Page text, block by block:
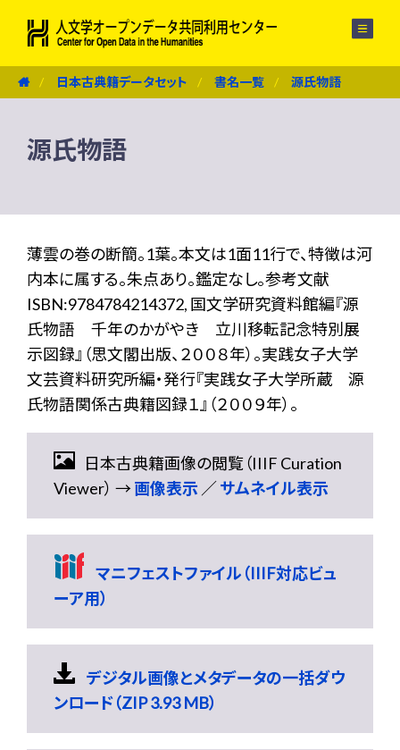
日本古典籍データセット 書名一覧 源氏物語
源氏物語
薄雲の巻の断簡。1葉。本文は1面11行で、特徴は河
内本に属する。朱点あり。鑑定なし。参考文献
ISBN:9784784214372, 国文学研究資料館編『源
氏物語 千年のかがやき 立川移転記念特別展
示図録』（思文閣出版、２００８年）。実践女子大学
文芸資料研究所編・発行『実践女子大学所蔵 源
氏物語関係古典籍図録１』（２００９年）。
日本古典籍画像の閲覧（IIIF Curation
Viewer） →画像表示 ／サムネイル表示
マニフェストファイル（IIIF対応ビュ
ーア用）
デジタル画像とメタデータの一括ダウ
ンロード（ZIP 3.93 MB）